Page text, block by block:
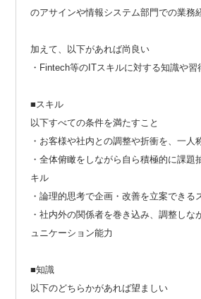
のアサインや情報システム部門での業務
加えて、以下があれば尚良い
・Fintech等のITスキルに対する知識や習
■スキル
以下すべての条件を満たすこと
・お客様や社内との調整や折衝を、一人
・全体俯瞰をしながら自ら積極的に課題
キル
・論理的思考で企画・改善を立案できる
・社内外の関係者を巻き込み、調整しな
ュニケーション能力
■知識
以下のどちらかがあれば望ましい